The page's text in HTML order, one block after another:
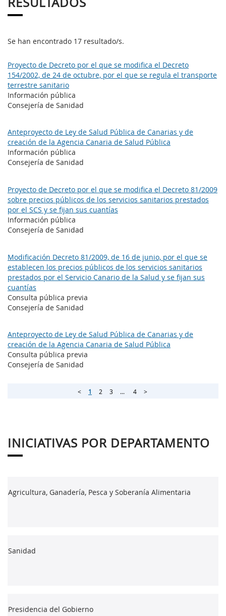
Se han encontrado 17 resultado/s.
Proyecto de Decreto por el que se modifica el Decreto
154/2002, de 24 de octubre, por el que se regula el transporte
terrestre sanitario
Información pública
Consejería de Sanidad
Anteproyecto de Ley de Salud Pública de Canarias y de
creación de la Agencia Canaria de Salud Pública
Información pública
Consejería de Sanidad
Proyecto de Decreto por el que se modifica el Decreto 81/2009
sobre precios públicos de los servicios sanitarios prestados
por el SCS y se fijan sus cuantías
Información pública
Consejería de Sanidad
Modificación Decreto 81/2009, de 16 de junio, por el que se
establecen los precios públicos de los servicios sanitarios
prestados por el Servicio Canario de la Salud y se fijan sus
cuantías
Consulta pública previa
Consejería de Sanidad
Anteproyecto de Ley de Salud Pública de Canarias y de
creación de la Agencia Canaria de Salud Pública
Consulta pública previa
Consejería de Sanidad
< 1 2 3 ... 4 >
INICIATIVAS POR DEPARTAMENTO
Agricultura, Ganadería, Pesca y Soberanía Alimentaria
Sanidad
Presidencia del Gobierno